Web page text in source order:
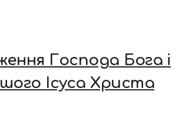
Господа Бога і
Ісуса Христа